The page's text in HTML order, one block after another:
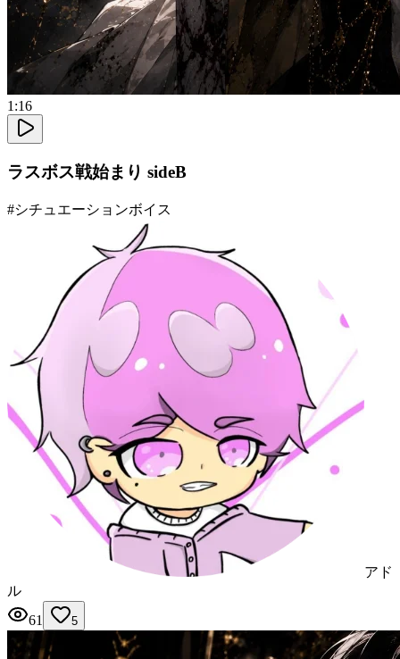
1:16
ラスボス戦始まり sideB
#シチュエーションボイス
アド
ル
61
5